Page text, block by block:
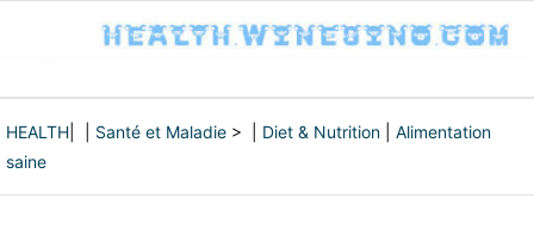
HEALTH Santé et Maladie > | Diet & Nutrition
Alimentation
saine